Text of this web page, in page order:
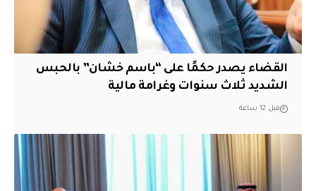
القضاء يصدر حكمًا على “باسم خشان” بالحبس
الشديد ثلاث سنوات وغرامة مالية
قبل 12 ساعة